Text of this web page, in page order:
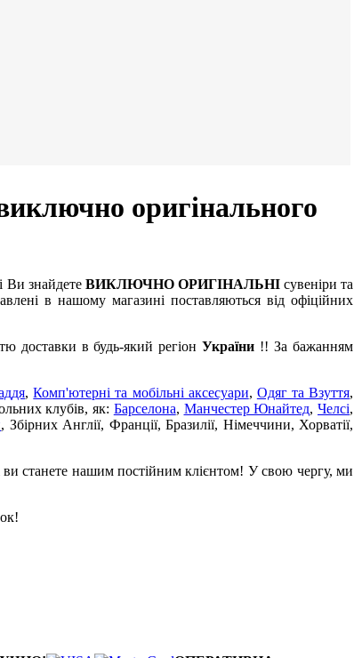
оригінального
Ви знайдете ВИКЛЮЧНО ОРИГІНАЛЬНІсувеніри та
в нашому магазині поставляються від офіційних
доставки в будь-який регіонУкраїни !! За бажанням
,Комп'ютерні та мобільні аксесуари, Одяг та Взуття,
клубів, як: Барселона, Манчестер Юнайтед, Челсі,
, Збірних Англії, Франції, Бразилії, Німеччини, Хорватії,
ви станете нашим постійним клієнтом! У свою чергу, ми